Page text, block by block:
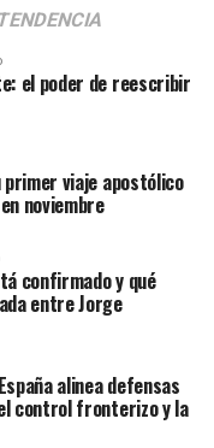
TENDENCIA
el poder de reescribir
primer viaje apostólico
noviembre
confirmado y qué
entre Jorge
alinea defensas
control fronterizo y la